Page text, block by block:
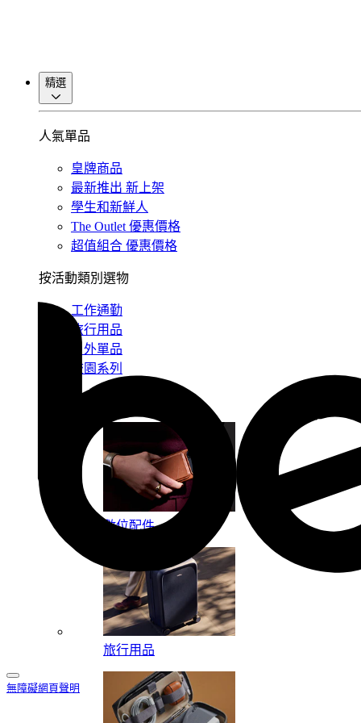
無障礙網頁聲明
精選
人氣單品
皇牌商品
最新推出 新上架
學生和新鮮人
The Outlet 優惠價格
超值組合 優惠價格
按活動類別選物
工作通勤
旅行用品
戶外單品
校園系列
數位配件
旅行用品